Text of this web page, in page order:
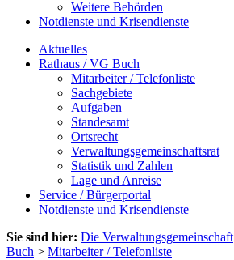
Weitere Behörden
Notdienste und Krisendienste
Aktuelles
Rathaus / VG Buch
Mitarbeiter / Telefonliste
Sachgebiete
Aufgaben
Standesamt
Ortsrecht
Verwaltungsgemeinschaftsrat
Statistik und Zahlen
Lage und Anreise
Service / Bürgerportal
Notdienste und Krisendienste
Sie sind hier: Die Verwaltungsgemeinschaft
Buch > Mitarbeiter / Telefonliste